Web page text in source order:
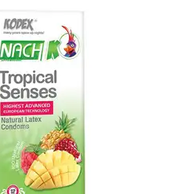
سبزی و میوه های
زعفران
نبـات نبـات
عسـل عسـل
شـیـره شـیـره